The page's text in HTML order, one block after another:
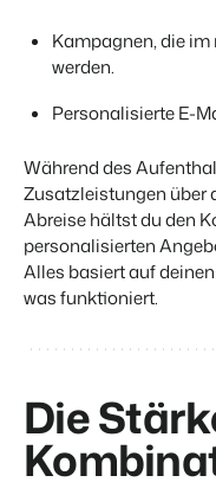
Kampagnen, die
werden.
Personalisierte E-
Während des
Zusatzleistungen über
Abreise hältst du den
personalisierten
Alles basiert auf
was funktioniert.
Die